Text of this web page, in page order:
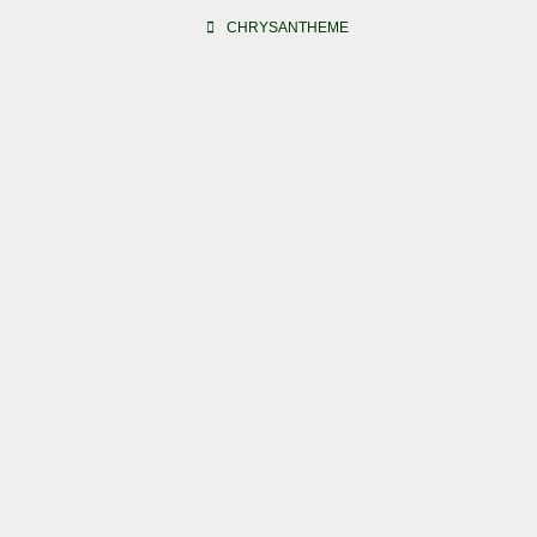
Beitragsnavigation
CHRYSANTHEME